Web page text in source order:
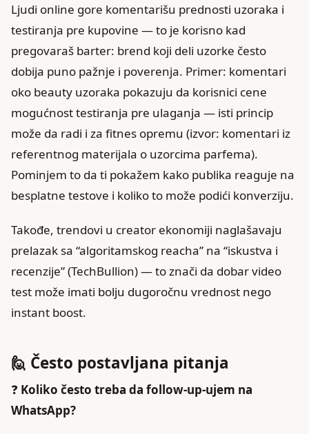
Ljudi online gore komentarišu prednosti uzoraka i
testiranja pre kupovine — to je korisno kad
pregovaraš barter: brend koji deli uzorke često
dobija puno pažnje i poverenja. Primer: komentari
oko beauty uzoraka pokazuju da korisnici cene
mogućnost testiranja pre ulaganja — isti princip
može da radi i za fitnes opremu (izvor: komentari iz
referentnog materijala o uzorcima parfema).
Pominjem to da ti pokažem kako publika reaguje na
besplatne testove i koliko to može podići konverziju.
Takođe, trendovi u creator ekonomiji naglašavaju
prelazak sa “algoritamskog reacha” na “iskustva i
recenzije” (TechBullion) — to znači da dobar video
test može imati bolju dugoročnu vrednost nego
instant boost.
🙋 Često postavljana pitanja
❓ Koliko često treba da follow‑up‑ujem na
WhatsApp?